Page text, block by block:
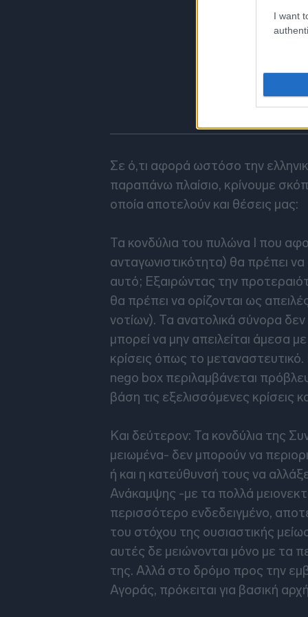
I want
Σε ό,τι αφορά ωστόσο την
παραπάνω πλαίσιο, κρίνουμε
οποία αποτελούν και θέσεις μας:
Τα κονδύλια του πυλώνα Ι που
ανταγωνιστικότητα) θα πρέπει να
αυτό; Εξαιρώντας την
θα πρέπει να ορίζονται ως
νοτίων). Τα ανατολικά σύνορα
μπορεί να μην απειλείται άμεσα
κρίσεις όπως το μεταναστευτικό.
nego box περιλαμβάνεται
βάση τις εξελισσόμενες κρίσεις
Και δεύτερον: Τα κονδύλια της
μειωμένα- δεν μπορούν να
ή και η κατεύθυνσή τους να
Ανάκαμψης -με τα πολλά
περισσότερο ενδεδειγμένο,
του στόχου της ουσιαστικής
αυτές δε μειώνονται μόνο με τα
της. Αλλά στο δρόμο προς την
Αγοράς, πρόκειται για βασική